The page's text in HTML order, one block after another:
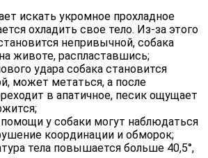
искать укромное прохладное
охладить свое тело. Из-за этого
непривычной, собака
животе, распластавшись;
удара собака становится
может метаться, а после
в апатичное, песик ощущает
помощи у собаки могут наблюдаться
координации и обморок;
тела повышается больше 40,5°,